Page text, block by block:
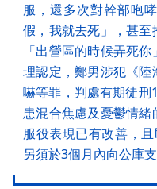
服，還多次對幹部咆
假，我就去死」，甚
「出營區的時候弄死
理認定，鄭男涉犯《
嚇等罪，判處有期徒
患混合焦慮及憂鬱情緒
服役表現已有改善，
另須於3個月內向公庫